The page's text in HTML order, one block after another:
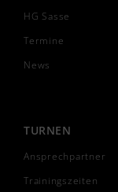
HG Sasse
Termine
News
TURNEN
Ansprechpartner
Trainingszeiten